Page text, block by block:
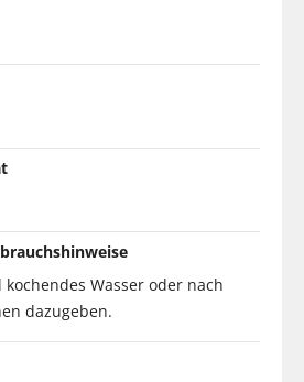
Wasser oder nach
dazugeben.